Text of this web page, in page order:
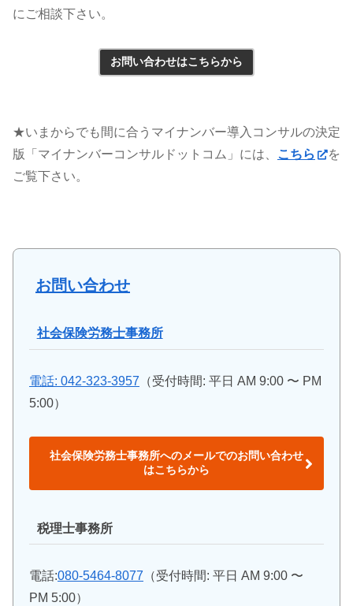
にご相談下さい。
お問い合わせはこちらから
★いまからでも間に合うマイナンバー導入コンサルの決定
版「マイナンバーコンサルドットコム」には、
こちら
を
ご覧下さい。
お問い合わせ
社会保険労務士事務所
電話: 042-323-3957 （受付時間: 平日 AM 9:00 〜 PM
5:00）
社会保険労務士事務所へのメールでのお問い合わせ
はこちらから
税理士事務所
電話:080-5464-8077 （受付時間: 平日 AM 9:00 〜
PM 5:00）